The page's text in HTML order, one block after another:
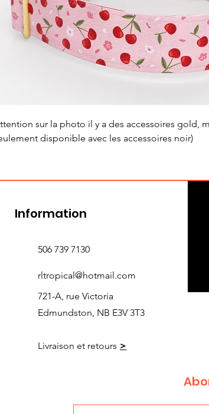
sur la photo il y a des accessoires gold,
disponible avec les accessoires noir)
Information
Livraison et retours >
506 739 7130
rltropical@hotmail.com
721-A, rue Victoria
Edmundston, NB E3V 3T3